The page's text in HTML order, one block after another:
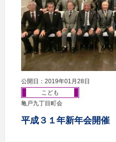
公開日：2019年01月28日
こども
亀戸九丁目町会
平成３１年新年会開催